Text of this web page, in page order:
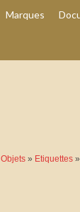
Marques
Objets » Etiquettes »